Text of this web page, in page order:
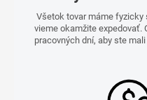
Všetok tovar máme fyzicky
vieme okamžite expedovať.
pracovných dní, aby ste